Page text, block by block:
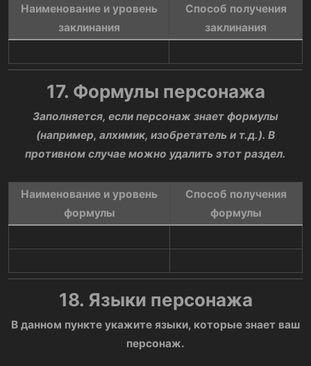
Наименование и уровень
заклинания​
Способ получения
заклинания​
17. Формулы персонажа
Заполняется, если персонаж знает формулы
(например, алхимик, изобретатель и т.д.). В
противном случае можно удалить этот раздел.
Наименование и уровень
формулы​
Способ получения
формулы​
18. Языки персонажа
В данном пункте укажите языки, которые знает ваш
персонаж.